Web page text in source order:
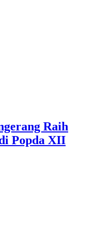
Raih
Popda XII